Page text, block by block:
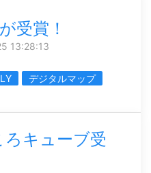
受賞！
13:28:13
デジタルマップ
ろキューブ受